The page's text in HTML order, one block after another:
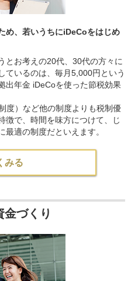
め、若いうちにiDeCoをはじめ
とお考えの20代、30代の方々に
ているのは、毎月5,000円という
出年金 iDeCoを使った節税効果
度）など他の制度よりも税制優
徴で、時間を味方につけて、じ
適の制度だといえます。
みる
づくり